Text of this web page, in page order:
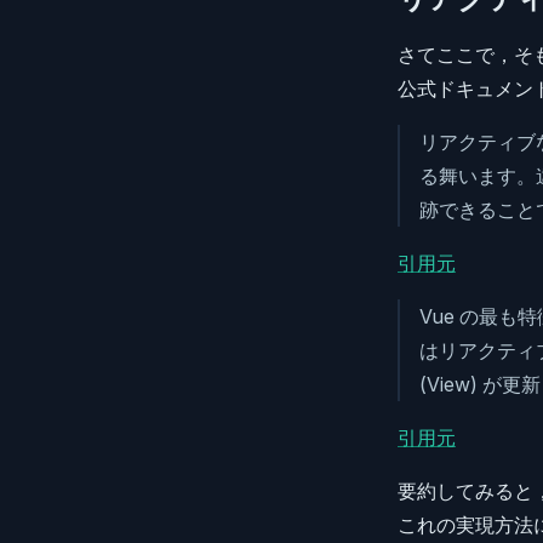
さてここで，そ
公式ドキュメン
リアクティ
る舞います
跡できること
引用元
Vue の最も
はリアクテ
(View) が更
引用元
要約してみると
これの実現方法